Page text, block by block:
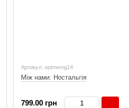
Артикул: optmemg14
Між нами: Ностальгія
799.00 грн